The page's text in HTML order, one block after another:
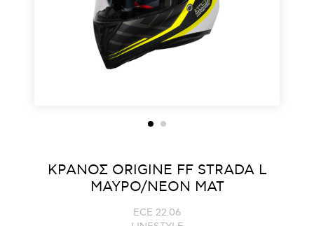
ΚΡΑΝΟΣ ORIGINE FF STRADA L
ΜΑΥΡΟ/NEON ΜΑΤ
ECE 22.06